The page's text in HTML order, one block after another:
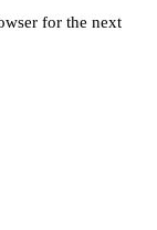
for the next